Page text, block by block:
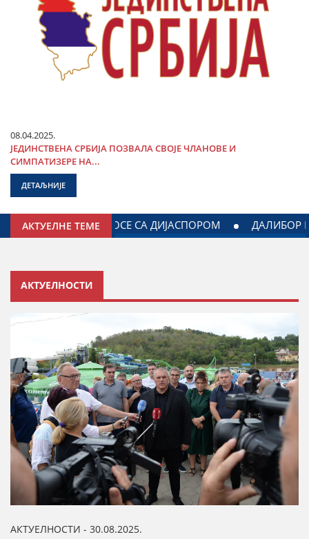
08.04.2025.
ЈЕДИНСТВЕНА СРБИЈА ПОЗВАЛА СВОЈЕ ЧЛАНОВЕ И
СИМПАТИЗЕРЕ НА...
ДЕТАЉНИЈЕ
АКТУЕЛНЕ ТЕМЕ
И МИНИСТАРСТВА УНУТРАШЊИХ ПОСЛОВА СРБИЈЕ
АКТУЕЛНОСТИ
АКТУЕЛНОСТИ - 30.08.2025.